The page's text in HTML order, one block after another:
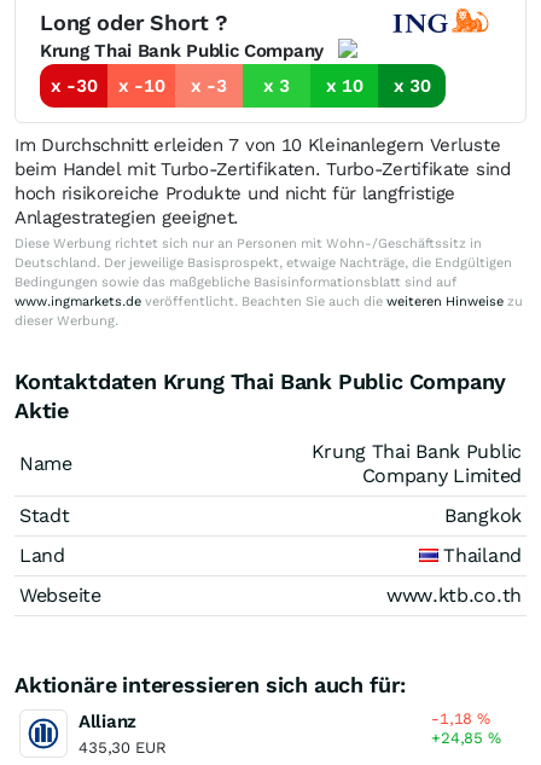
Long oder Short ?
Krung Thai Bank Public Company
x -30
x -10 x -3 x 3 x 10 x 30
Im Durchschnitt erleiden 7 von 10 Kleinanlegern Verluste
beim Handel mit Turbo-Zertifikaten. Turbo-Zertifikate sind
hoch risikoreiche Produkte und nicht für langfristige
Anlagestrategien geeignet.
Diese Werbung richtet sich nur an Personen mit Wohn-/Geschäftssitz in
Deutschland. Der jeweilige Basisprospekt, etwaige Nachträge, die Endgültigen
Bedingungen sowie das maßgebliche Basisinformationsblatt sind auf
www.ingmarkets.de veröffentlicht. Beachten Sie auch die weiteren Hinweise zu
dieser Werbung.
Kontaktdaten Krung Thai Bank Public Company
Aktie
Name
Krung Thai Bank Public
Company Limited
Stadt
Bangkok
Land
Thailand
Webseite
www.ktb.co.th
Aktionäre interessieren sich auch für:
Allianz
435,30 EUR
-1,18%
+24,85%